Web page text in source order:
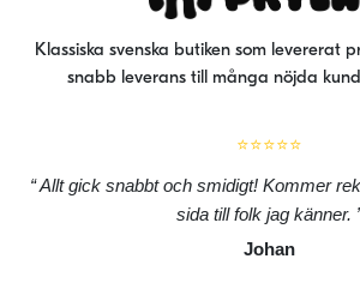
Klassiska svenska butiken som levererat
snabb leverans till många nöjda
⭐⭐⭐⭐⭐
Allt gick snabbt och smidigt! Kommer
sida till folk jag känner.
Johan